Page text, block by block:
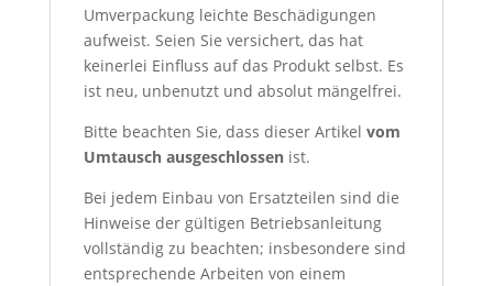
Umverpackung leichte Beschädigungen
aufweist. Seien Sie versichert, das hat
keinerlei Einfluss auf das Produkt selbst. Es
ist neu, unbenutzt und absolut mängelfrei.
Bitte beachten Sie, dass dieser Artikel vom
Umtausch ausgeschlossenist.
Bei jedem Einbau von Ersatzteilen sind die
Hinweise der gültigen Betriebsanleitung
vollständig zu beachten; insbesondere sind
entsprechende Arbeiten von einem